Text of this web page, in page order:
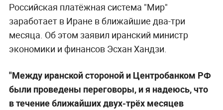
Российская платёжная система "Мир"
заработает в Иране в ближайшие два-три
месяца. Об этом заявил иранский министр
экономики и финансов Эсхан Хандзи.
"Между иранской стороной и Центробанком РФ
были проведены переговоры, и я надеюсь, что
в течение ближайших двух-трёх месяцев